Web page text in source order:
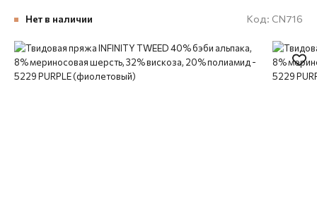
Нет в наличии Код: CN716